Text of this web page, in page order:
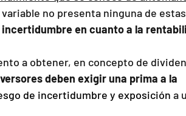
no presenta ninguna de
incertidumbre en cuanto a la
a obtener, en concepto de
deben exigir una prima a la
de incertidumbre y exposición a